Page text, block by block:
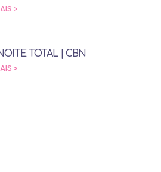
>
TOTAL | CBN
>